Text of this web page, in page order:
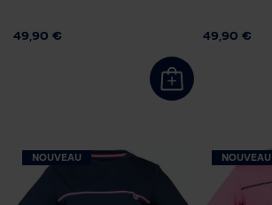
49,90 € 49,90 €
NOUVEAU NOUVEAU